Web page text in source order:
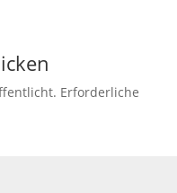
Erforderliche